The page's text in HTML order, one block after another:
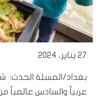
27 يناير، 2024
بغداد/المسلة الحدث: